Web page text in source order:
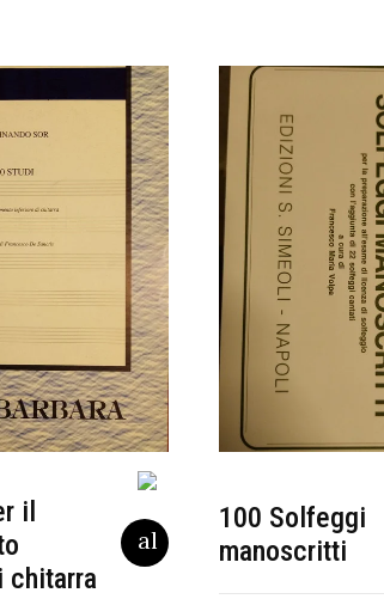
il
chitarra
100 Solfeggi
manoscritti